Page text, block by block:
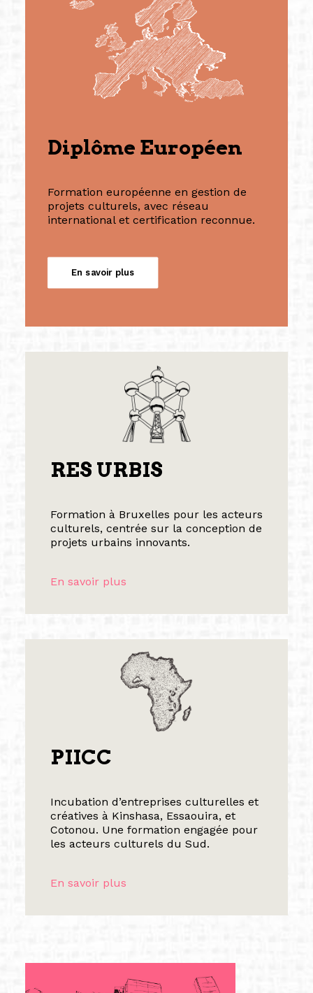
Diplôme Européen
Formation européenne en gestion de
projets culturels, avec réseau
international et certification reconnue.
En savoir plus
RES URBIS
Formation à Bruxelles pour les acteurs
culturels, centrée sur la conception de
projets urbains innovants.
En savoir plus
PIICC
Incubation d’entreprises culturelles et
créatives à Kinshasa, Essaouira, et
Cotonou. Une formation engagée pour
les acteurs culturels du Sud.
En savoir plus